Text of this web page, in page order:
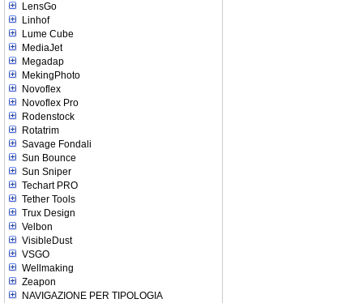
LensGo
Linhof
Lume Cube
MediaJet
Megadap
MekingPhoto
Novoflex
Novoflex Pro
Rodenstock
Rotatrim
Savage Fondali
Sun Bounce
Sun Sniper
Techart PRO
Tether Tools
Trux Design
Velbon
VisibleDust
VSGO
Wellmaking
Zeapon
NAVIGAZIONE PER TIPOLOGIA